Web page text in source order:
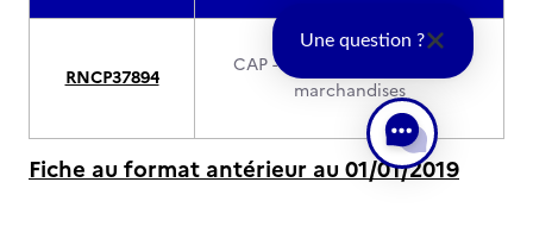
RNCP37894
CAP - Conducteur routier de
marchandises
Fiche au format antérieur au 01/01/2019
Une question ?